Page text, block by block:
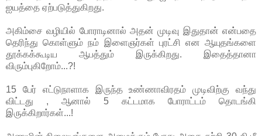
ஐயத்தை ஏற்படுத்துகிறது.
அகிம்சை வழியில் போராடினால் அதன் முடிவு இதுதான் என்பதை
தெரிந்து கொள்ளும் நம் இளைஞர்கள் புரட்சி என ஆயுதங்களை
தூக்கக்கூடிய ஆபத்தும் இருக்கிறது. இதைத்தானா
விரும்புகிறோம்...?!
15 பேர் எட்டுநாளாக இருந்த உண்ணாவிரதம் முடிவிற்கு வந்து
விட்டது , ஆனால் 5 கட்டமாக போராட்டம் தொடங்கி
இருக்கிறார்கள்...!